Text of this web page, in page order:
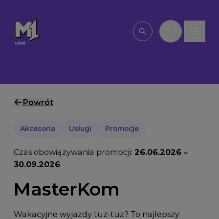
Wpisz, czego
Powrót
Akcesoria Usługi Promocje
Czas obowiązywania promocji: 26.06.2026 –
30.09.2026
MasterKom
Wakacyjne wyjazdy tuż-tuż? To najlepszy